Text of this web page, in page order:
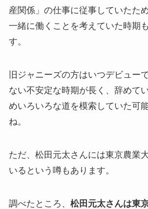
産関係」の仕事に従事していたた
一緒に働くことを考えていた時期
す。
旧ジャニーズの方はいつデビュー
ない不安定な時期が長く、辞めて
めいろいろな道を模索していた可
ね。
ただ、松田元太さんには東京農業
いるという噂もあります。
調べたところ、 松田元太さんは東